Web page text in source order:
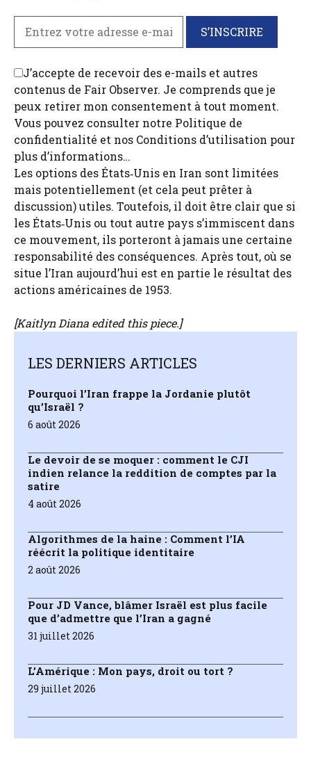
J’accepte de recevoir des e-mails et autres
contenus de Fair Observer. Je comprends que je
peux retirer mon consentement à tout moment.
Vous pouvez consulter notre Politique de
confidentialité et nos Conditions d’utilisation pour
plus d’informations…
Les options des États‑Unis en Iran sont limitées
mais potentiellement (et cela peut prêter à
discussion) utiles. Toutefois, il doit être clair que si
les États‑Unis ou tout autre pays s’immiscent dans
ce mouvement, ils porteront à jamais une certaine
responsabilité des conséquences. Après tout, où se
situe l’Iran aujourd’hui est en partie le résultat des
actions américaines de 1953.
[Kaitlyn Diana edited this piece.]
LES DERNIERS ARTICLES
Pourquoi l’Iran frappe la Jordanie plutôt
qu’Israël ?
6 août 2026
Le devoir de se moquer : comment le CJI
indien relance la reddition de comptes par la
satire
4 août 2026
Algorithmes de la haine : Comment l’IA
réécrit la politique identitaire
2 août 2026
Pour JD Vance, blâmer Israël est plus facile
que d’admettre que l’Iran a gagné
31 juillet 2026
L’Amérique : Mon pays, droit ou tort ?
29 juillet 2026